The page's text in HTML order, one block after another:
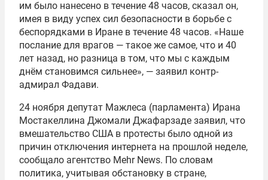
им было нанесено в течение 48 часов, сказал он,
имея в виду успех сил безопасности в борьбе с
беспорядками в Иране в течение 48 часов. «Наше
послание для врагов — такое же самое, что и 40
лет назад, но разница в том, что мы с каждым
днём становимся сильнее», — заявил контр-
адмирал Фадави.
24 ноября депутат Мажлеса (парламента) Ирана
Мостакеллина Джомали Джафарзаде заявил, что
вмешательство США в протесты было одной из
причин отключения интернета на прошлой неделе,
сообщало агентство Mehr News. По словам
политика, учитывая обстановку в стране,